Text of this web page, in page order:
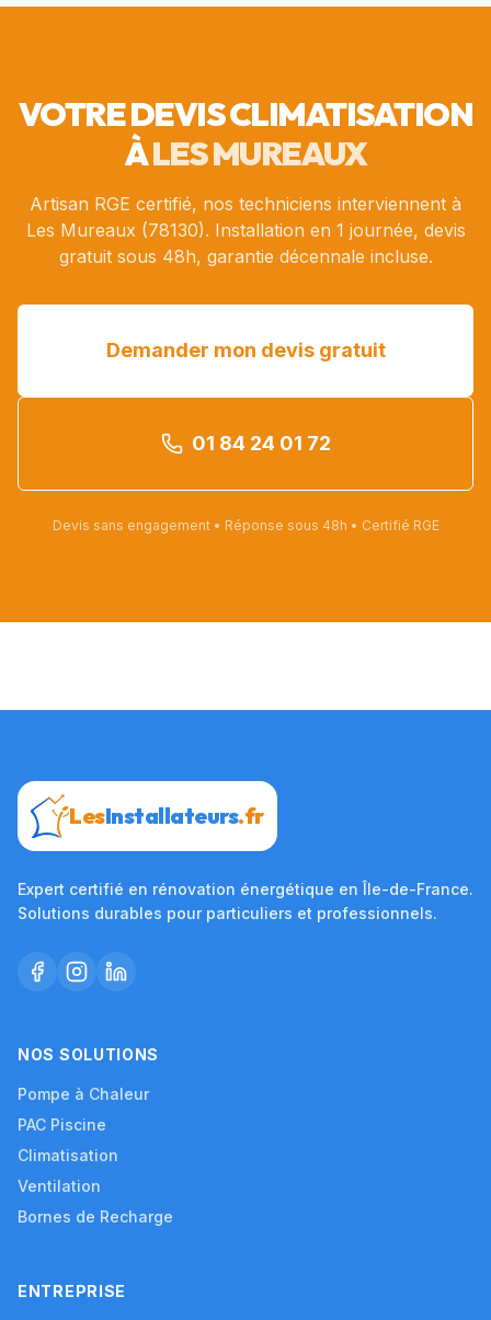
VOTRE DEVIS CLIMATISATION
ÀLES MUREAUX
Artisan RGE certifié, nos techniciens interviennent à
Les Mureaux(78130). Installation en 1 journée, devis
gratuit sous 48h, garantie décennale incluse.
Demander mon devis gratuit
01 84 24 01 72
Devis sans engagement • Réponse sous 48h • Certifié RGE
LesInstallateurs.fr
Expert certifié en rénovation énergétique en Île-de-France.
Solutions durables pour particuliers et professionnels.
NOS SOLUTIONS
Pompe à Chaleur
PAC Piscine
Climatisation
Ventilation
Bornes de Recharge
ENTREPRISE